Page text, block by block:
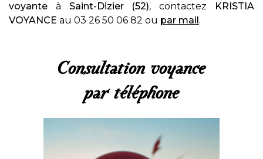
voyante à Saint-Dizier (52), contactez
KRISTIA
VOYANCE au 03 26 50 06 82 ou par mail.
Consultation voyance
par téléphone